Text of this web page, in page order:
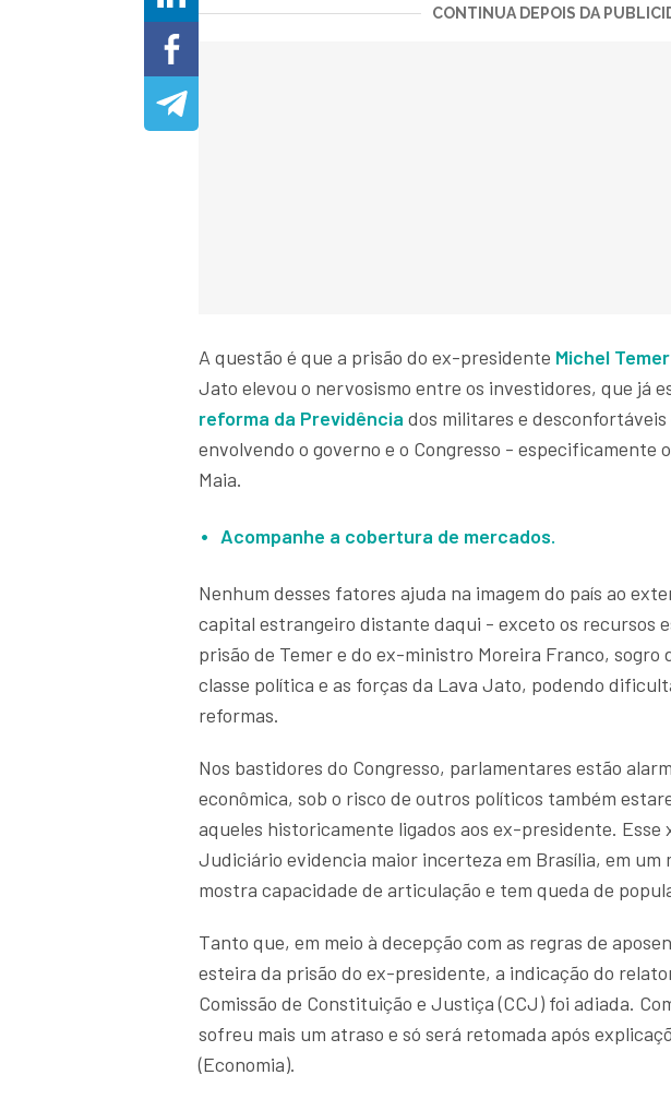
CONTINUA DEPOIS DA
A questão é que a prisão do ex-presidente Michel Temer
Jato elevou o nervosismo entre os investidores, que já
reforma da Previdência dos militares e
envolvendo o governo e o Congresso - especificamente
Maia.
Acompanhe a cobertura de mercados.
Nenhum desses fatores ajuda na imagem do país ao
capital estrangeiro distante daqui - exceto os recursos
prisão de Temer e do ex-ministro Moreira Franco, sogro
classe política e as forças da Lava Jato, podendo
reformas.
Nos bastidores do Congresso, parlamentares estão
econômica, sob o risco de outros políticos também
aqueles historicamente ligados aos ex-presidente.
Judiciário evidencia maior incerteza em Brasília, em um
mostra capacidade de articulação e tem queda de
Tanto que, em meio à decepção com as regras de
esteira da prisão do ex-presidente, a indicação do
Comissão de Constituição e Justiça (CCJ) foi adiada.
sofreu mais um atraso e só será retomada após
(Economia).